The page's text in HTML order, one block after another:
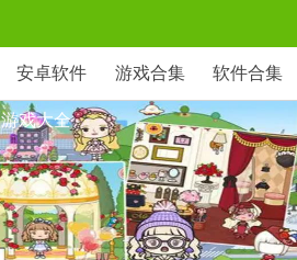
安卓软件 游戏合集 软件合集
戏大全
款梦幻风模拟经营手游，玩
IP角色与自由建造玩法。通